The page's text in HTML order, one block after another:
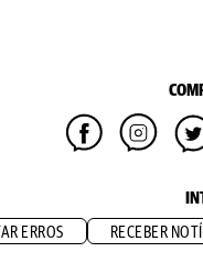
ERROS RECEBER